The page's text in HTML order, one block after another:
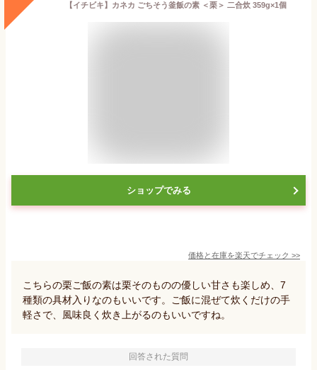
【イチビキ】カネカ ごちそう釜飯の素 ＜栗＞ 二合炊 359g×1個
ショップでみる
価格と在庫を楽天でチェック >>
こちらの栗ご飯の素は栗そのものの優しい甘さも楽しめ、7
種類の具材入りなのもいいです。ご飯に混ぜて炊くだけの手
軽さで、風味良く炊き上がるのもいいですね。
回答された質問